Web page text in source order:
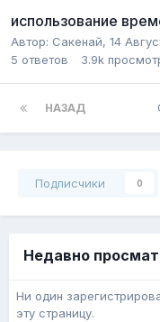
использование
Автор: Сакенай, 14
5 ответов 3.9k
НАЗАД
Подписчики 0
Недавно
Ни один
эту страницу.